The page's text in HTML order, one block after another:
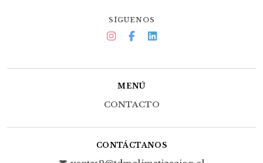
SÍGUENOS
MENÚ
CONTACTO
CONTÁCTANOS